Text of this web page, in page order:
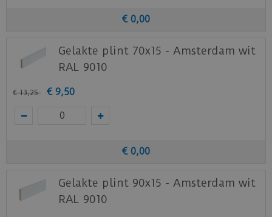
€ 0,00
Gelakte plint 70x15 - Amsterdam wit
RAL 9010
€ 13,25 € 9,50
€ 0,00
Gelakte plint 90x15 - Amsterdam wit
RAL 9010